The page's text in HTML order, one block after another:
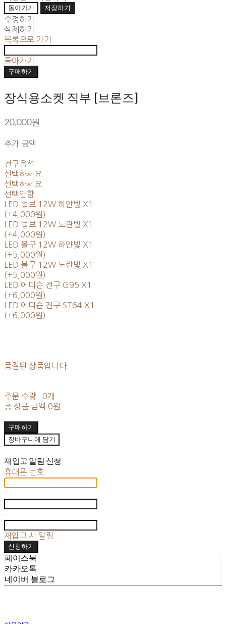
돌아가기
저장하기
수정하기
삭제하기
목록으로 가기
돌아가기
구매하기
장식용소켓 직부 [브론즈]
20,000원
추가 금액
전구옵션
선택하세요.
선택하세요.
선택안함
LED 벌브 12W 하얀빛 X1
(+4,000원)
LED 벌브 12W 노란빛 X1
(+4,000원)
LED 볼구 12W 하얀빛 X1
(+5,000원)
LED 볼구 12W 노란빛 X1
(+5,000원)
LED 에디슨 전구 G95 X1
(+6,000원)
LED 에디슨 전구 ST64 X1
(+6,000원)
품절된 상품입니다.
주문 수량
0개
총 상품 금액 0원
구매하기
장바구니에 담기
재입고 알림 신청
휴대폰 번호
-
-
재입고 시 알림
신청하기
페이스북
카카오톡
네이버 블로그